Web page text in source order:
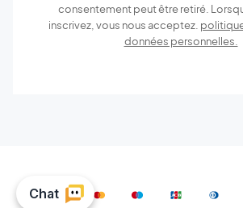
consentement peut être retiré.
inscrivez, vous nous acceptez.
données personnelles.